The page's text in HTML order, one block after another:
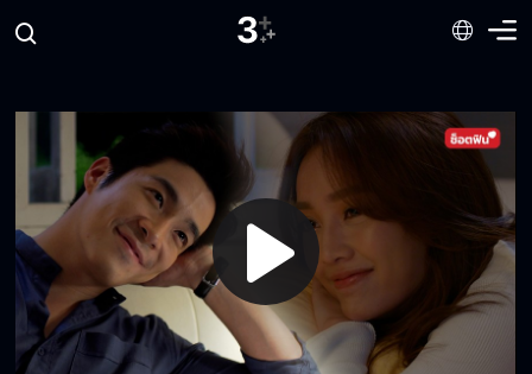
Play
Video
ขับเครื่องบินเหรอ
เชื่อแล้วว่าคุณคือเตช